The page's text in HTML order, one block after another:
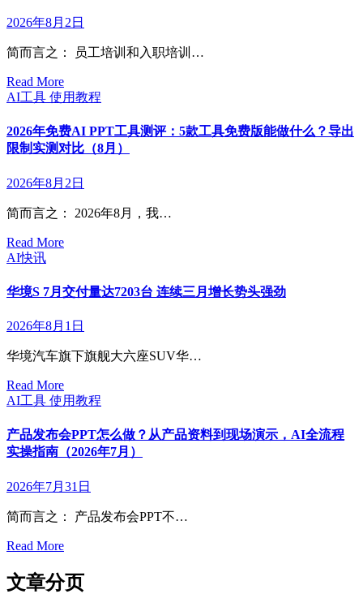
2026年8月2日
简而言之： 员工培训和入职培训…
Read More
AI工具 使用教程
2026年免费AI PPT工具测评：5款工具免费版能做什么？导出
限制实测对比（8月）
2026年8月2日
简而言之： 2026年8月，我…
Read More
AI快讯
华境S 7月交付量达7203台 连续三月增长势头强劲
2026年8月1日
华境汽车旗下旗舰大六座SUV华…
Read More
AI工具 使用教程
产品发布会PPT怎么做？从产品资料到现场演示，AI全流程
实操指南（2026年7月）
2026年7月31日
简而言之： 产品发布会PPT不…
Read More
文章分页